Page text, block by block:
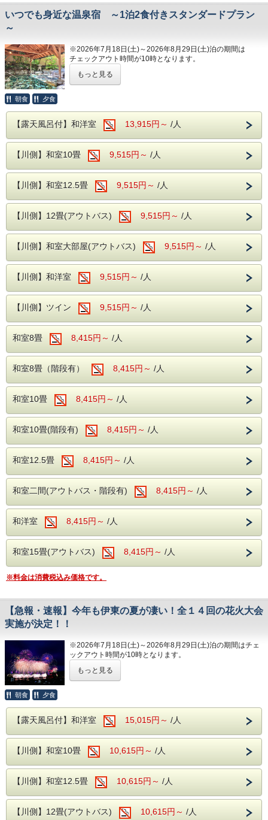
きをお過ごしください。
---ご夕食---
和洋中のバイキングをレストランにてお楽し
みいただけます。
夕食時間は宿泊日の前日に確定致しますので
お電話にてご確認下さい。
※開始時間より90分間です。
---ご朝食---
和洋バイキング、ソフトドリンクもサービス
---温泉---
設されております。
ビーナスからお湯が出ている洋風のエンゼル
風呂、浴槽が3つ設置されている川蝉の湯、
露天風呂はどちらも岩を使用した和風の露天
風呂となります。
---館内施設---
・【予約制】無料カラオケルーム(当日予約
制)
・【予約無】無料卓球ルーム
・【予約制】無料全自動麻雀ルーム(前日ま
での予約制)
・【有料】 ゲームコーナー
■ロビー
当館のロビーにはグランドピアノを設置して
おり、時間限定でピアノを演奏する事ができ
ます。
ロビーからは自然溢れる松川をご覧いただけ
いつでも身近な温泉宿 ～1泊2食付きスタンダードプラン
～
※2026年7月18日(土)～2026年8月29日(土)泊の期間は
チェックアウト時間が10時となります。
伊東温泉！伊東園ホテルズ
発祥の地！
伊東園ホテル本館は、伊東園ホテルズ
の1号店となっており、その趣を感じ
る事ができるホテルとなっておりま
す。
夕朝食バイキングスタイル
ご夕食は、50種類以上の和洋中バイキングと
なります。
バイキングでは、静岡ならではのご当地メニ
ューや、刺身、寿司天ぷら、揚げ物、焼き物
など様々な種類をご用意しております。
アルコール飲み放題が無料で付いており、生
ビールや焼酎、サワー類、静岡の地酒などを
ご用意しております。
※ご夕食時間は、90分間となります。
○夕食時間
18時～19時30分
※ご宿泊人数が多い場合は、夕食時間を17時台と19時台に
分けてご案内させていただく場合がございます。
ご朝食は、30種類以上の和洋バイキングとなります。
7：00～8：30
※ご宿泊人数が多い場合は、お時間を分けてご案内させてい
ただく場合がございます。
りますので予めご了承ください。
静岡県1番の湧出量伊東温泉
ます。
ビーナスからお湯が出ている洋風のエンゼル
風呂と、和の印象がある川蝉の湯の2種類の
てあります。
夜と朝で男女入れ替え制となっておりますの
で、両方のお風呂をお楽しみ頂けます。
おすすめ客室
もっと見る
朝食 夕食
【露天風呂付】和洋室 13,915円～ /人
【川側】和室10畳 9,515円～ /人
【川側】和室12.5畳 9,515円～ /人
【川側】12畳(アウトバス) 9,515円～ /人
【川側】和室大部屋(アウトバス) 9,515円～ /人
【川側】和洋室 9,515円～ /人
【川側】ツイン 9,515円～ /人
和室8畳 8,415円～ /人
和室8畳（階段有） 8,415円～ /人
和室10畳 8,415円～ /人
和室10畳(階段有) 8,415円～ /人
和室12.5畳 8,415円～ /人
和室二間(アウトバス・階段有) 8,415円～ /人
和洋室 8,415円～ /人
和室15畳(アウトバス) 8,415円～ /人
※料金は消費税込み価格です。
【急報・速報】今年も伊東の夏が凄い！全１４回の花火大会
実施が決定！！
※2026年7月18日(土)～2026年8月29日(土)泊の期間はチェ
ックアウト時間が10時となります。
夜空を彩る光の舞！伊東温泉「夢花火」鑑賞プラン
火大会」。
迫力ある花火を至近距離で今年も伊東温泉でご堪能くださ
い。
夜空を彩る花火でみなさまの笑顔が溢れますように♪
【プラン実施日】
２０２６年
７月２４日（金） 伊東温泉夢花火Part１
８月０４日（火） 伊東温泉夢花火Part３
もっと見る
朝食 夕食
【露天風呂付】和洋室 15,015円～ /人
【川側】和室10畳 10,615円～ /人
【川側】和室12.5畳 10,615円～ /人
【川側】12畳(アウトバス) 10,615円～ /人